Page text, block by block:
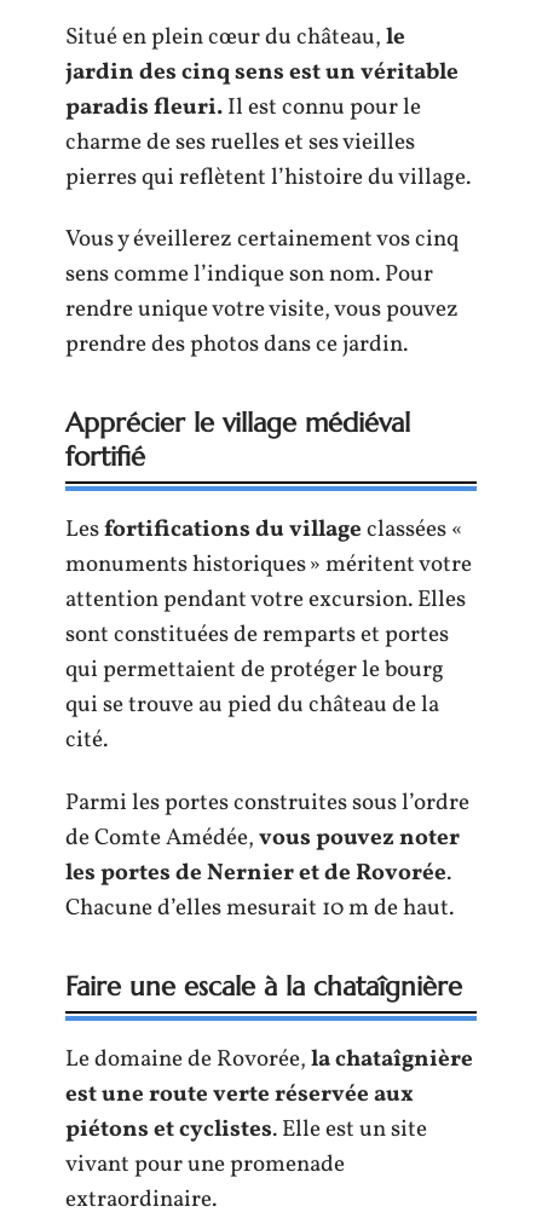
Situé en plein cœur du château,le
jardin des cinq sens est un véritable
paradis fleuri.Il est connu pour le
charme de ses ruelles et ses vieilles
pierres qui reflètent l’histoire du village.
Vous y éveillerez certainement vos cinq
sens comme l’indique son nom. Pour
rendre unique votre visite, vous pouvez
prendre des photos dans ce jardin.
Apprécier le village médiéval
fortifié
Lesfortifications du villageclassées «
monuments historiques » méritent votre
attention pendant votre excursion. Elles
sont constituées de remparts et portes
qui permettaient de protéger le bourg
qui se trouve au pied du château de la
cité.
Parmi les portes construites sous l’ordre
de Comte Amédée,vous pouvez noter
les portes de Nernier et de Rovorée.
Chacune d’elles mesurait 10 m de haut.
Faire une escale à la chataîgnière
Le domaine de Rovorée,la chataîgnière
est une route verte réservée aux
piétons et cyclistes. Elle est un site
vivant pour une promenade
extraordinaire.